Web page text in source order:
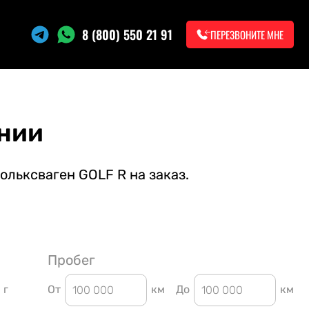
8 (800) 550 21 91 ПЕРЕЗВОНИТЕ МНЕ
GOLF R на заказ.
г
Пробег
От км До км